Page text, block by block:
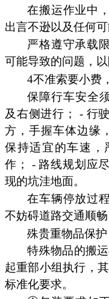
在搬运作业中
出言不逊以及任何
严格遵守承载
可能导致的问题，
4不准索要小费
保障行车安全
及右侧进行； - 行
方，手握车体边缘
保持适宜的车速，
作； - 路线规划应
现的坑洼地面。
在车辆停放过
不妨碍道路交通顺畅
殊贵重物品保护
特殊物品的搬
起重部小组执行，
标准化要求。